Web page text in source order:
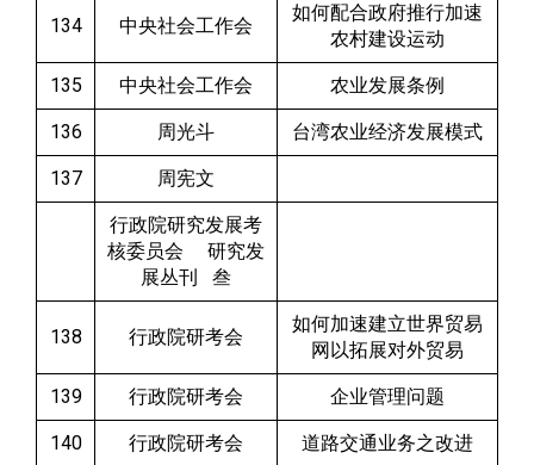
134 中央社会工作会
如何配合政府推行加速
农村建设运动
135 中央社会工作会 农业发展条例
136 周光斗 台湾农业经济发展模式
137 周宪文
行政院研究发展考
核委员会 研究发
展丛刊 叁
138 行政院研考会
如何加速建立世界贸易
网以拓展对外贸易
139 行政院研考会 企业管理问题
140 行政院研考会 道路交通业务之改进